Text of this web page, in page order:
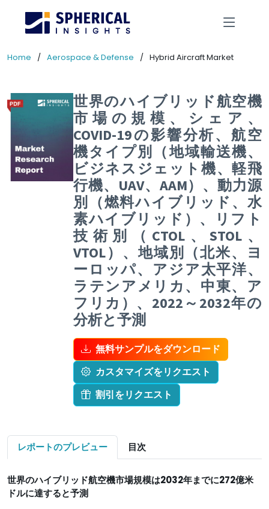
Home Aerospace & Defense Hybrid Aircraft Market
世界のハイブリッド航空機
市場の規模、シェア、
COVID-19の影響分析、航空
機タイプ別（地域輸送機、
ビジネスジェット機、軽飛
行機、UAV、AAM）、動力源
別（燃料ハイブリッド、水
素ハイブリッド）、リフト
技術別（CTOL、STOL、
VTOL）、地域別（北米、ヨ
ーロッパ、アジア太平洋、
ラテンアメリカ、中東、ア
フリカ）、2022～2032年の
分析と予測
無料サンプルをダウンロード
カスタマイズをリクエスト
割引をリクエスト
レポートのプレビュー 目次
世界のハイブリッド航空機市場規模は2032年までに272億米
ドルに達すると予測